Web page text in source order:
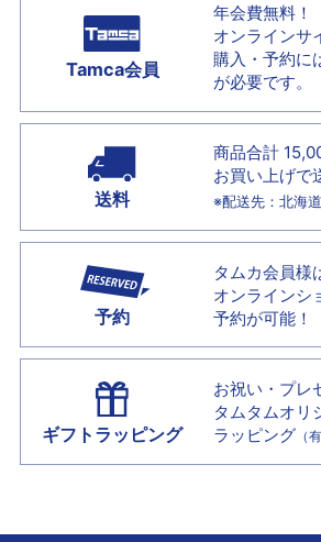
Tamca会員
年会費無料！
オンラインサ
購入・予約に
が必要です。
送料
商品合計
お買い上げで
※配送先：北海
予約
タムカ会員様
オンラインシ
予約が可能！
ギフトラッピング
お祝い・プレ
タムタムオリ
ラッピング （